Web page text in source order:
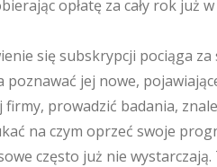
opłatę za cały rok już
się subskrypcji pociąga
poznawać jej nowe,
firmy, prowadzić badania,
na czym oprzeć swoje
często już nie